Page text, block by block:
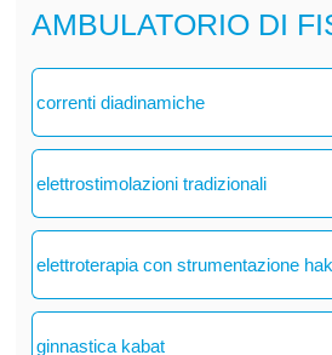
AMBULATORIO DI
correnti diadinamiche
elettrostimolazioni tradizionali
elettroterapia con strumentazione
ginnastica kabat